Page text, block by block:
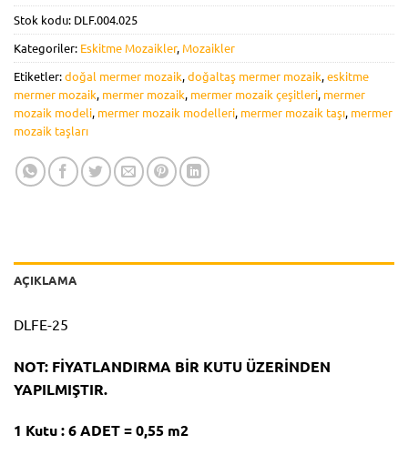
Stok kodu: DLF.004.025
Kategoriler: Eskitme Mozaikler, Mozaikler
Etiketler:doğal mermer mozaik,doğaltaş mermer mozaik,eskitme
mermer mozaik, mermer mozaik, mermer mozaik çeşitleri, mermer
mozaik modeli, mermer mozaik modelleri, mermer mozaik taşı, mermer
mozaik taşları
AÇIKLAMA
DLFE-25
NOT: FİYATLANDIRMA BİR KUTU ÜZERİNDEN
YAPILMIŞTIR.
1 Kutu : 6 ADET = 0,55 m2